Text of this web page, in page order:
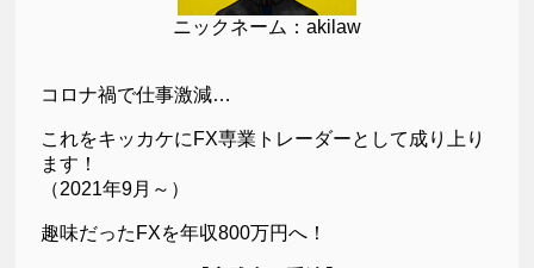
ニックネーム：akilaw
コロナ禍で仕事激減…
これをキッカケにFX専業トレーダーとして成り上り
ます！
（2021年9月～）
趣味だったFXを年収800万円へ！